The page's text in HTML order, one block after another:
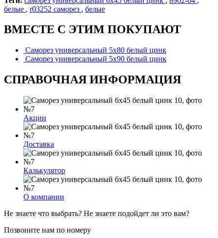
белые , r03252 саморез , белые
ВМЕСТЕ С ЭТИМ ПОКУПАЮТ
Саморез универсальный 5х80 белый цинк
Саморез универсальный 5х90 белый цинк
СПРАВОЧНАЯ ИНФОРМАЦИЯ
Акции
Доставка
Калькулятор
О компании
Не знаете что выбрать? Не знаете подойдет ли это вам?
Позвоните нам по номеру